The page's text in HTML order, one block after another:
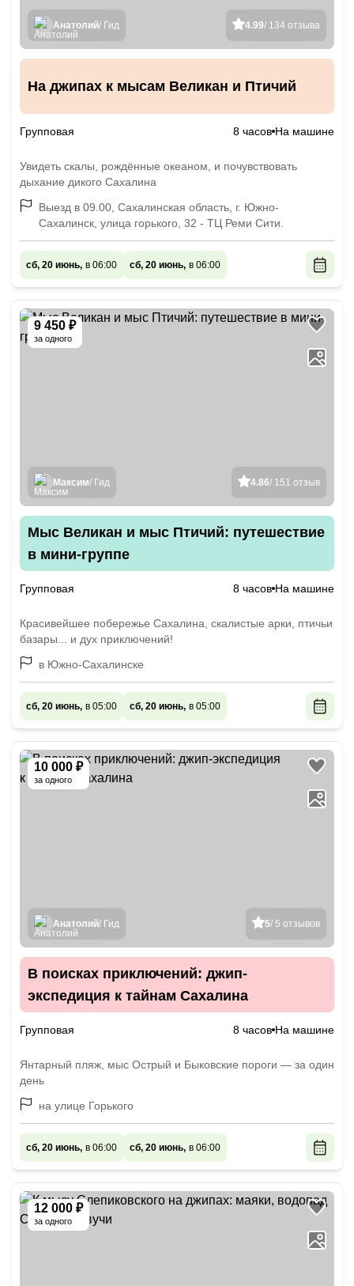
4.99/ 134 отзыва
Анатолий/ Гид
На джипах к мысам Великан и Птичий
Групповая 8 часов На машине
Увидеть скалы, рождённые океаном, и почувствовать
дыхание дикого Сахалина
Выезд в 09.00, Сахалинская область, г. Южно-
Сахалинск, улица горького, 32 - ТЦ Реми Сити.
сб, 20 июнь, в 06:00 сб, 20 июнь, в 06:00
9 450 ₽
за одного
4.86/ 151 отзыв
Максим/ Гид
Мыс Великан и мыс Птичий: путешествие
в мини-группе
Групповая 8 часов На машине
Красивейшее побережье Сахалина, скалистые арки, птичьи
базары... и дух приключений!
в Южно-Сахалинске
сб, 20 июнь, в 05:00 сб, 20 июнь, в 05:00
10 000 ₽
за одного
5/ 5 отзывов
Анатолий/ Гид
В поисках приключений: джип-
экспедиция к тайнам Сахалина
Групповая 8 часов На машине
Янтарный пляж, мыс Острый и Быковские пороги — за один
день
на улице Горького
сб, 20 июнь, в 06:00 сб, 20 июнь, в 06:00
12 000 ₽
за одного